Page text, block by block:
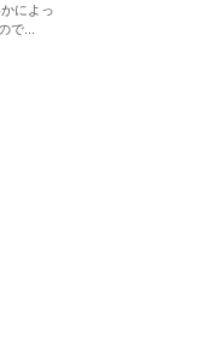
によっ
で...